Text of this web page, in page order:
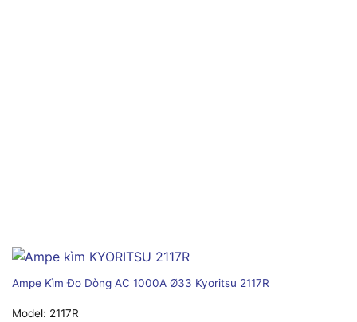
Ampe Kìm Đo Dòng AC 1000A Ø33 Kyoritsu 2117R
Model: 2117R